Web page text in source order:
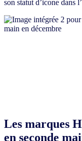
son statut d’icone dans
Les marques
en seconde